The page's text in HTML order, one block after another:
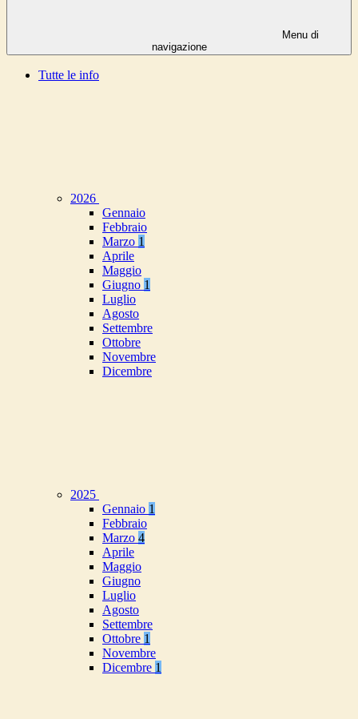
Menu di
navigazione
Tutte le info
2026
Gennaio
Febbraio
Marzo 1
Aprile
Maggio
Giugno 1
Luglio
Agosto
Settembre
Ottobre
Novembre
Dicembre
2025
Gennaio 1
Febbraio
Marzo 4
Aprile
Maggio
Giugno
Luglio
Agosto
Settembre
Ottobre 1
Novembre
Dicembre 1